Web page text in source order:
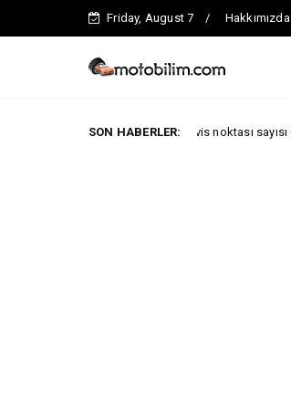
Friday, August 7 Hakkımızda
SON HABERLER:
kadar toplam servis noktası sayısı 64'e çıkıyor